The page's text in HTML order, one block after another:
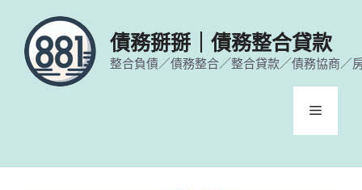
債務掰掰｜債務整合貸款
整合負債／債務整合／整合貸款／債務協商／
選